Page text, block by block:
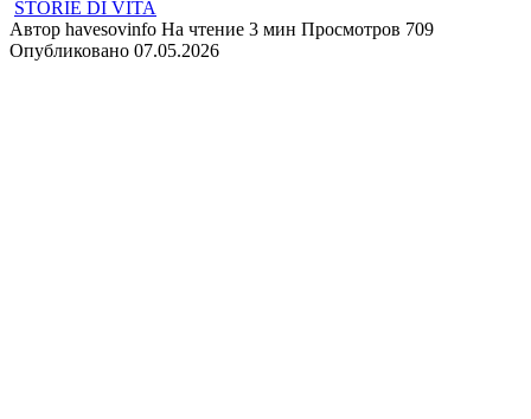
STORIE DI VITA
Автор havesovinfo На чтение 3 мин Просмотров 709
Опубликовано 07.05.2026